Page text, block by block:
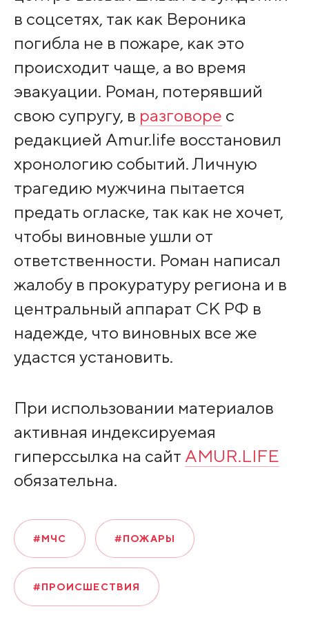
в соцсетях, так как Вероника
погибла не в пожаре, как это
происходит чаще, а во время
эвакуации. Роман, потерявший
свою супругу, в разговоре с
редакцией Amur.life восстановил
хронологию событий. Личную
трагедию мужчина пытается
предать огласке, так как не хочет,
чтобы виновные ушли от
ответственности. Роман написал
жалобу в прокуратуру региона и в
центральный аппарат СК РФ в
надежде, что виновных все же
удастся установить.
При использовании материалов
активная индексируемая
гиперссылка на сайт AMUR.LIFE
обязательна.
#МЧС #ПОЖАРЫ
#ПРОИСШЕСТВИЯ